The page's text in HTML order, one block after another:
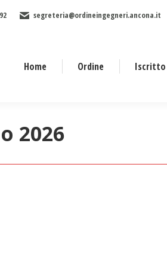
segreteria@ordineingegneri.ancona.it
Home Ordine Iscritto
2026